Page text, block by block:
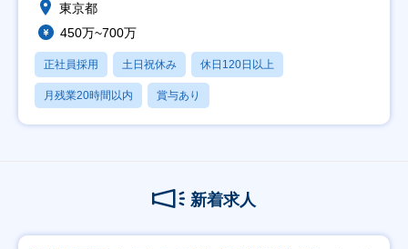
東京都
450万~700万
正社員採用 土日祝休み 休日120日以上
月残業20時間以内 賞与あり
新着求人